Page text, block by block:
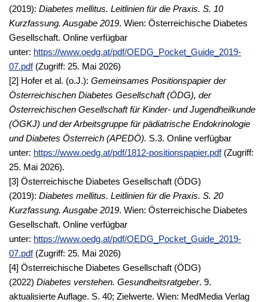
(2019): Diabetes mellitus. Leitlinien für die Praxis. S. 10
Kurzfassung. Ausgabe 2019. Wien: Österreichische Diabetes
Gesellschaft. Online verfügbar
unter: https://www.oedg.at/pdf/OEDG_Pocket_Guide_2019-
07.pdf(Zugriff: 25. Mai 2026)
[2] Hofer et al. (o.J.): Gemeinsames Positionspapier der
Österreichischen Diabetes Gesellschaft (ÖDG), der
Österreichischen Gesellschaft für Kinder- und Jugendheilkunde
(ÖGKJ) und der Arbeitsgruppe für pädiatrische Endokrinologie
und Diabetes Österreich (APEDÖ). S.3. Online verfügbar
unter: https://www.oedg.at/pdf/1812-positionspapier.pdf(Zugriff:
25. Mai 2026).
[3] Österreichische Diabetes Gesellschaft (ÖDG)
(2019): Diabetes mellitus. Leitlinien für die Praxis. S. 20
Kurzfassung. Ausgabe 2019. Wien: Österreichische Diabetes
Gesellschaft. Online verfügbar
unter: https://www.oedg.at/pdf/OEDG_Pocket_Guide_2019-
07.pdf(Zugriff: 25. Mai 2026)
[4] Österreichische Diabetes Gesellschaft (ÖDG)
(2022) Diabetes verstehen. Gesundheitsratgeber. 9.
aktualisierte Auflage. S. 40; Zielwerte. Wien: MedMedia Verlag